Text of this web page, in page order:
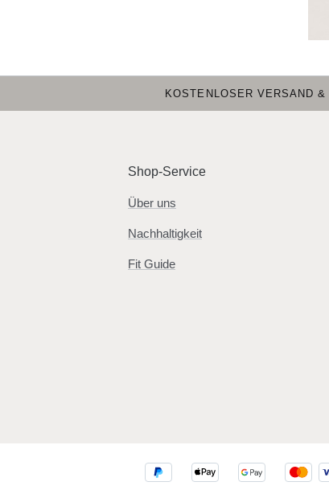
KOSTENLOSER VERSAND
Shop-Service
Über uns
Nachhaltigkeit
Fit Guide